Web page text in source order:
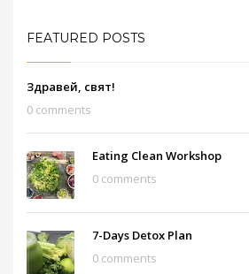
FEATURED POSTS
Здравей, свят!
0 comments
Eating Clean Workshop
0 comments
7-Days Detox Plan
0 comments